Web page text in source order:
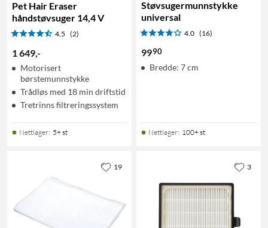
Pet Hair Eraser
håndstøvsuger 14,4 V
4.5 (2)
1 649,-
Motorisert
børstemunnstykke
Trådløs med 18 min driftstid
Tretrinns filtreringssystem
Nettlager: 5+ st
Støvsugermunnstykke
universal
4.0 (16)
9990
Bredde: 7 cm
Nettlager: 100+ st
19 3